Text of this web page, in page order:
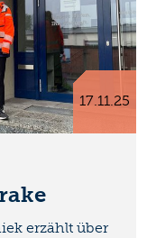
17.11.25
erzählt über